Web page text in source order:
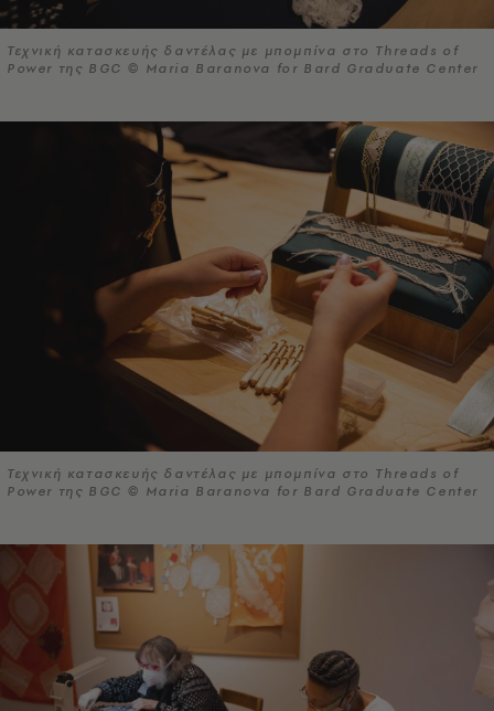
Τεχνική κατασκευής δαντέλας με μπομπίνα στο Threads of
Power της BGC © Maria Baranova for Bard Graduate Center
Τεχνική κατασκευής δαντέλας με μπομπίνα στο Threads of
Power της BGC © Maria Baranova for Bard Graduate Center